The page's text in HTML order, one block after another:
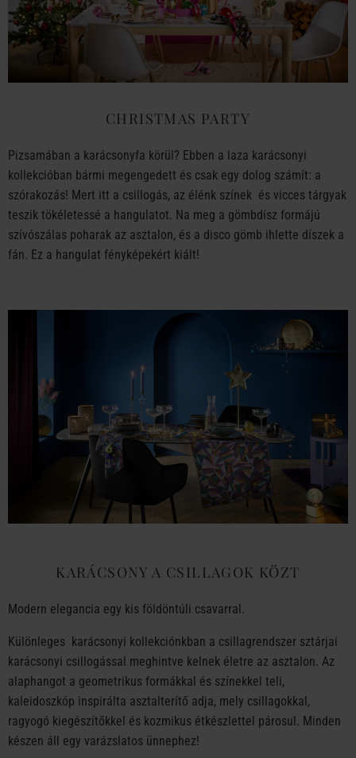
CHRISTMAS PARTY
Pizsamában a karácsonyfa körül? Ebben a laza karácsonyi
kollekcióban bármi megengedett és csak egy dolog számít: a
szórakozás! Mert itt a csillogás, az élénk színek és vicces tárgyak
teszik tökéletessé a hangulatot. Na meg a gömbdísz formájú
szívószálas poharak az asztalon, és a disco gömb ihlette díszek a
fán. Ez a hangulat fényképekért kiált!
KARÁCSONY A CSILLAGOK KÖZT
Modern elegancia egy kis földöntúli csavarral.
Különleges karácsonyi kollekciónkban a csillagrendszer sztárjai
karácsonyi csillogással meghintve kelnek életre az asztalon. Az
alaphangot a geometrikus formákkal és színekkel teli,
kaleidoszkóp inspirálta asztalterítő adja, mely csillagokkal,
ragyogó kiegészítőkkel és kozmikus étkészlettel párosul. Minden
készen áll egy varázslatos ünnephez!